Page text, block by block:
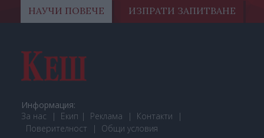
НАУЧИ ПОВЕЧЕ ИЗПРАТИ ЗАПИТВАНЕ
Информация:
За нас
Екип Реклама
Контакти
Поверителност
Общи условия